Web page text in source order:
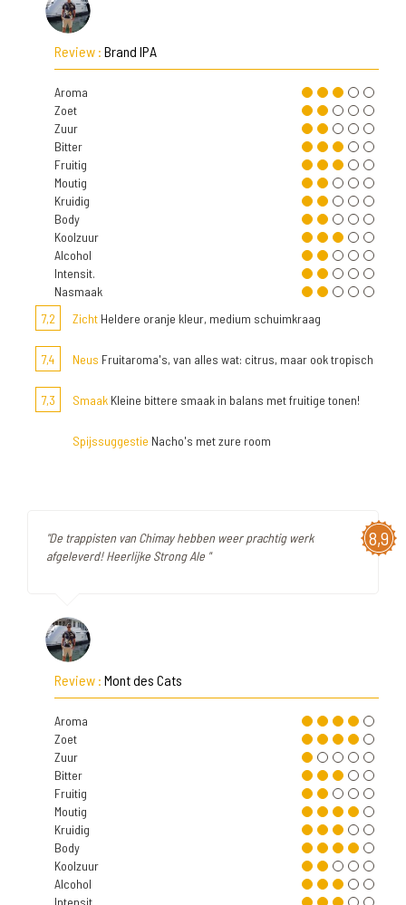
Review : Brand IPA
Aroma
Zoet
Zuur
Bitter
Fruitig
Moutig
Kruidig
Body
Koolzuur
Alcohol
Intensit.
Nasmaak
7,2
Zicht Heldere oranje kleur, medium schuimkraag
7,4 Neus Fruitaroma's, van alles wat: citrus, maar ook tropisch
7,3 Smaak Kleine bittere smaak in balans met fruitige tonen!
Spijssuggestie Nacho's met zure room
8,9
"De trappisten van Chimay hebben weer prachtig werk
afgeleverd! Heerlijke Strong Ale "
Review : Mont des Cats
Aroma
Zoet
Zuur
Bitter
Fruitig
Moutig
Kruidig
Body
Koolzuur
Alcohol
Intensit.